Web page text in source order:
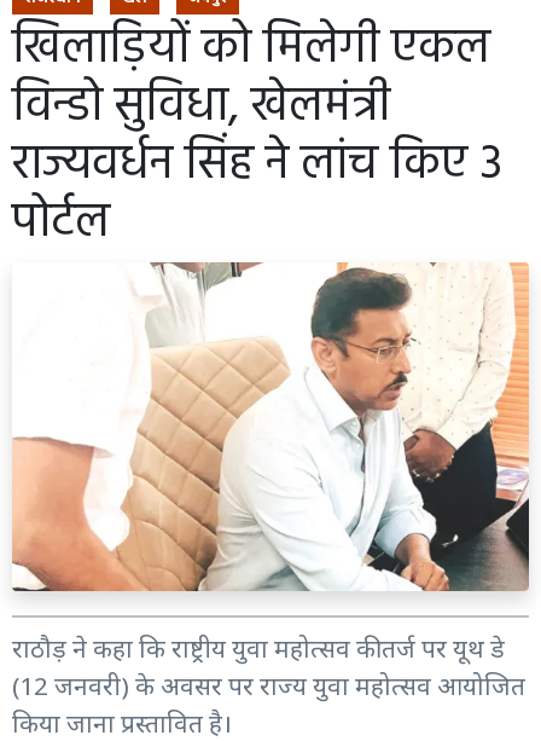
खिलाड़ियों को मिलेगी एकल
विन्डो सुविधा, खेलमंत्री
राज्यवर्धन सिंह ने लांच किए 3
पोर्टल
राठौड़ ने कहा कि राष्ट्रीय युवा महोत्सव की तर्ज पर यूथ डे
(12 जनवरी) के अवसर पर राज्य युवा महोत्सव आयोजित
किया जाना प्रस्तावित है।